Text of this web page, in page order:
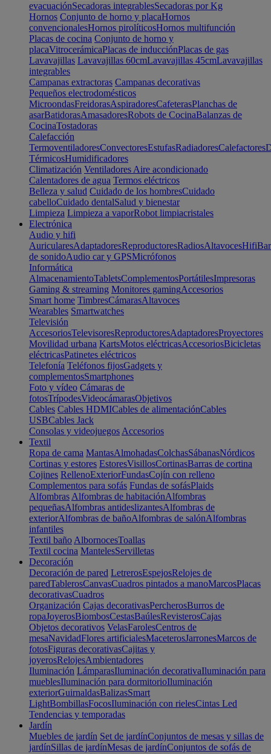
evacuaciónSecadoras integrablesSecadoras por Kg
Hornos Conjunto de horno y placaHornos
convencionalesHornos pirolíticosHornos multifunción
Placas de cocina Conjunto de horno y
placaVitrocerámicaPlacas de inducciónPlacas de gas
Lavavajillas Lavavajillas 60cmLavavajillas 45cmLavavajillas
integrables
Campanas extractoras Campanas decorativas
Pequeños electrodomésticos
MicroondasFreidorasAspiradoresCafeterasPlanchas de
asarBatidorasAmasadoresRobots de CocinaBalanzas de
CocinaTostadoras
Calefacción
TermoventiladoresConvectoresEstufasRadiadoresCalefactores
TérmicosHumidificadores
Climatización Ventiladores Aire acondicionado
Calentadores de agua Termos eléctricos
Belleza y salud Cuidado de los hombresCuidado
cabelloCuidado dentalSalud y bienestar
Limpieza Limpieza a vaporRobot limpiacristales
Electrónica
Audio y hifi
AuricularesAdaptadoresReproductoresRadiosAltavocesHifi
de sonidoAudio car y GPSMicrófonos
Informática
AlmacenamientoTabletsComplementosPortátilesImpresoras
Gaming & streaming Monitores gamingAccesorios
Smart home TimbresCámarasAltavoces
Wearables Smartwatches
Televisión
AccesoriosTelevisoresReproductoresAdaptadoresProyectores
Movilidad urbana KartsMotos eléctricasAccesoriosBicicletas
eléctricasPatinetes eléctricos
Telefonía Teléfonos fijosGadgets y
complementosSmartphones
Foto y vídeo Cámaras de
fotosTrípodesVideocámarasObjetivos
Cables Cables HDMICables de alimentaciónCables
USBCables Jack
Consolas y videojuegos Accesorios
Textil
Ropa de cama MantasAlmohadasColchasSábanasNórdicos
Cortinas y estores EstoresVisillosCortinasBarras de cortina
Cojines RellenoExteriorFundasCojín con relleno
Complementos para sofás Fundas de sofásPlaids
Alfombras Alfombras de habitaciónAlfombras
pequeñasAlfombras antideslizantesAlfombras de
exteriorAlfombras de bañoAlfombras de salónAlfombras
infantiles
Textil baño AlbornocesToallas
Textil cocina MantelesServilletas
Decoración
Decoración de pared LetrerosEspejosRelojes de
paredTablerosCanvasCuadros pintados a manoMarcosPlacas
decorativasCuadros
Organización Cajas decorativasPercherosBurros de
ropaJoyerosBiombosCestasBaúlesRevisterosCajas
Objetos decorativos VelasFarolesCentros de
mesaNavidadFlores artificialesMaceterosJarronesMarcos de
fotosFiguras decorativasCajitas y
joyerosRelojesAmbientadores
Iluminación LámparasIluminación decorativaIluminación para
mueblesIluminación para dormitorioIluminación
exteriorGuirnaldasBalizasSmart
LightBombillasFocosIluminación con rielesCintas Led
Tendencias y temporadas
Jardín
Muebles de jardín Set de jardínConjuntos de mesas y sillas de
jardínSillas de jardínMesas de jardínConjuntos de sofás de